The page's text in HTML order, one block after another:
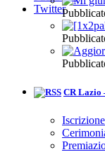
Twitter
CR Lazio